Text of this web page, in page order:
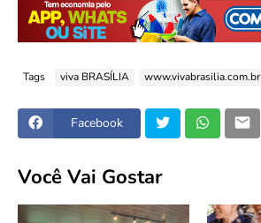
Tags viva BRASÍLIA www.vivabrasilia.com.br
Facebook
Você Vai Gostar